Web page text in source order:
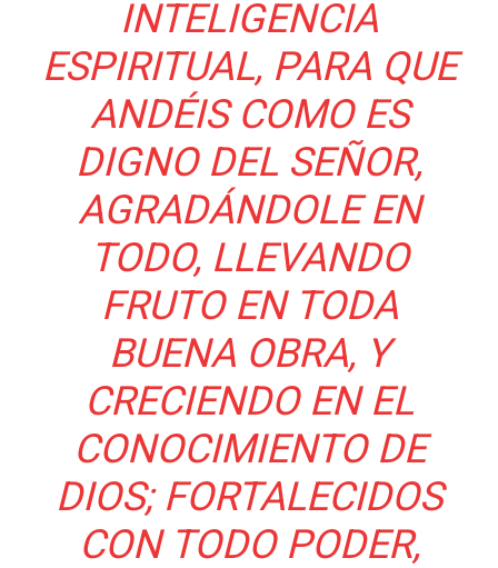
INTELIGENCIA
ESPIRITUAL, PARA QUE
ANDÉIS COMO ES
DIGNO DEL SEÑOR,
AGRADÁNDOLE EN
TODO, LLEVANDO
FRUTO EN TODA
BUENA OBRA, Y
CRECIENDO EN EL
CONOCIMIENTO DE
DIOS; FORTALECIDOS
CON TODO PODER,